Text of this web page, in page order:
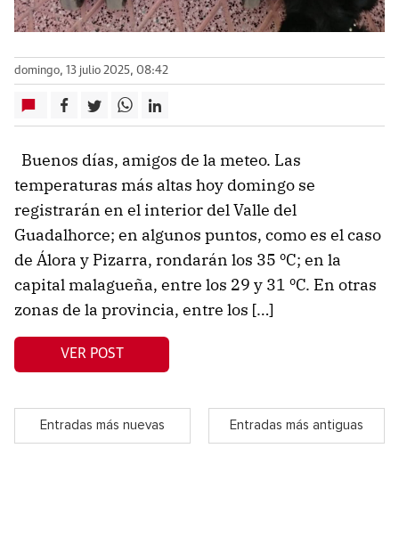
domingo, 13 julio 2025, 08:42
Buenos días, amigos de la meteo. Las
temperaturas más altas hoy domingo se
registrarán en el interior del Valle del
Guadalhorce; en algunos puntos, como es el caso
de Álora y Pizarra, rondarán los 35 ºC; en la
capital malagueña, entre los 29 y 31 ºC. En otras
zonas de la provincia, entre los […]
VER POST
Entradas más nuevas Entradas más antiguas